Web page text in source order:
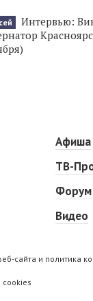
Интервью:
Афиша
ТВ-
Форум
Видео
сайта и политика
cookies